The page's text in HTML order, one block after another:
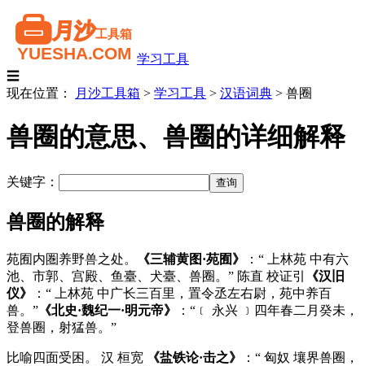
学习工具
☰
现在位置：
月沙工具箱 > 学习工具 > 汉语词典 > 兽圈
兽圈的意思、兽圈的详细解释
关键字：
兽圈的解释
苑囿内圏养野兽之处。 《三辅黄图·苑囿》
：“ 上林苑 中有六
池、市郭、宫殿、鱼臺、犬臺、兽圈。” 陈直 校证引
《汉旧
仪》
：“ 上林苑 中广长三百里，置令丞左右尉，苑中养百
兽。” 《北史·魏纪一·明元帝》
：“﹝ 永兴 ﹞四年春二月癸未，
登兽圈，射猛兽。”
比喻四面受困。 汉 桓宽 《盐铁论·击之》
：“ 匈奴 壤界兽圈，